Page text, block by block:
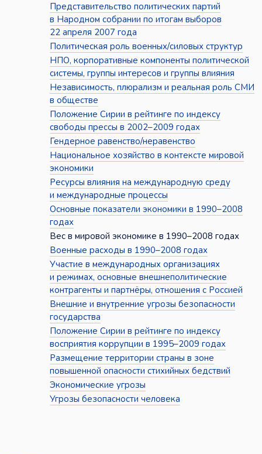
Представительство политических партий
в Народном собрании по итогам выборов
22 апреля 2007 года
Политическая роль военных/силовых структур
НПО, корпоративные компоненты политической
системы, группы интересов и группы влияния
Независимость, плюрализм и реальная роль СМИ
в обществе
Положение Сирии в рейтинге по индексу
свободы прессы в 2002–2009 годах
Гендерное равенство/неравенство
Национальное хозяйство в контексте мировой
экономики
Ресурсы влияния на международную среду
и международные процессы
Основные показатели экономики в 1990–2008
годах
Вес в мировой экономике в 1990–2008 годах
Военные расходы в 1990–2008 годах
Участие в международных организациях
и режимах, основные внешнеполитические
контрагенты и партнёры, отношения с Россией
Внешние и внутренние угрозы безопасности
государства
Положение Сирии в рейтинге по индексу
восприятия коррупции в 1995–2009 годах
Размещение территории страны в зоне
повышенной опасности стихийных бедствий
Экономические угрозы
Угрозы безопасности человека